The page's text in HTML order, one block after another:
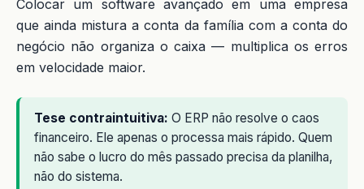
Colocar um software avançado em uma empresa
que ainda mistura a conta da família com a conta do
negócio não organiza o caixa — multiplica os erros
em velocidade maior.
Tese contraintuitiva: O ERP não resolve o caos
financeiro. Ele apenas o processa mais rápido. Quem
não sabe o lucro do mês passado precisa da planilha,
não do sistema.